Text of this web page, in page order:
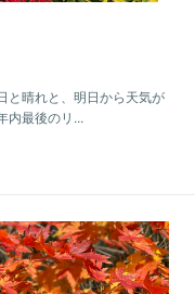
と晴れと、明日から天気が
内最後のリ...